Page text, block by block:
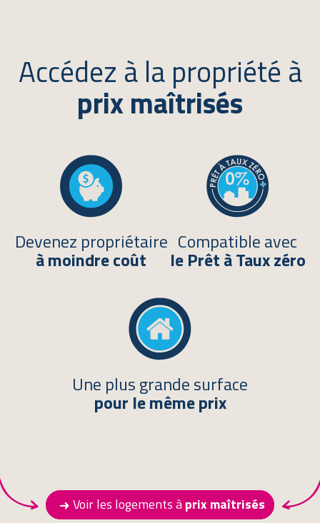
Accédez à la propriété à
prix maîtrisés
Devenez propriétaire
à moindre coût
Compatible avec
le Prêt à Taux zéro
Une plus grande surface
pour le même prix
Voir les logements àprix maîtrisés